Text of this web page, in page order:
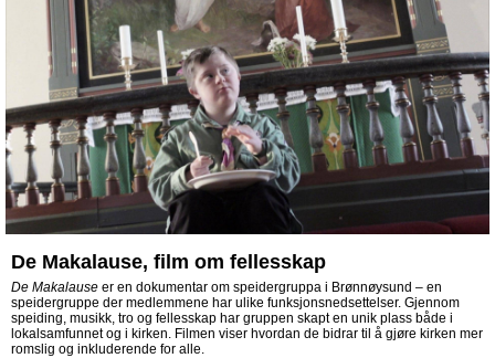
De Makalause, film om fellesskap
De Makalause er en dokumentar om speidergruppa i Brønnøysund – en
speidergruppe der medlemmene har ulike funksjonsnedsettelser. Gjennom
speiding, musikk, tro og fellesskap har gruppen skapt en unik plass både i
lokalsamfunnet og i kirken. Filmen viser hvordan de bidrar til å gjøre kirken mer
romslig og inkluderende for alle.